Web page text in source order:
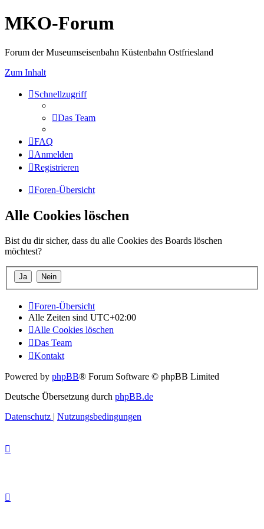
MKO-Forum
Forum der Museumseisenbahn Küstenbahn Ostfriesland
Zum Inhalt
Schnellzugriff
Das Team
FAQ
Anmelden
Registrieren
Foren-Übersicht
Alle Cookies löschen
Bist du dir sicher, dass du alle Cookies des Boards löschen
möchtest?
Foren-Übersicht
Alle Zeiten sind UTC+02:00
Alle Cookies löschen
Das Team
Kontakt
Powered by phpBB® Forum Software © phpBB Limited
Deutsche Übersetzung durch phpBB.de
Datenschutz | Nutzungsbedingungen